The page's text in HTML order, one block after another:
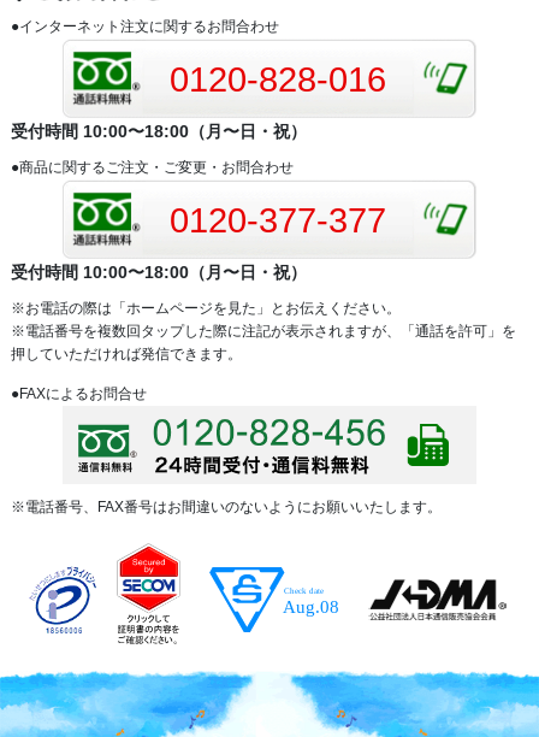
●インターネット注文に関するお問合わせ
0120-828-016
受付時間 10:00〜18:00（月〜日・祝）
●商品に関するご注文・ご変更・お問合わせ
0120-377-377
受付時間 10:00〜18:00（月〜日・祝）
※お電話の際は「ホームページを見た」とお伝えください。
※電話番号を複数回タップした際に注記が表示されますが、「通話を許可」を
押していただければ発信できます。
●FAXによるお問合せ
※電話番号、FAX番号はお間違いのないようにお願いいたします。